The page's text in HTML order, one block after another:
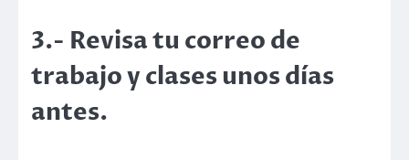
3.- Revisa tu correo de
trabajo y clases unos días
antes.